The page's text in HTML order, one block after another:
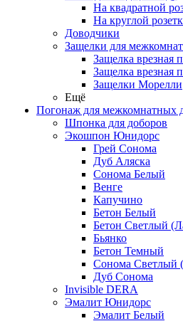
На квадратной
На круглой
Доводчики
Защелки для
Защелка врезная
Защелка врезная
Защелки Морелли
Ещё
Погонаж для межкомнатных
Шпонка для доборов
Экошпон Юнидорс
Грей Сонома
Дуб Аляска
Сонома Белый
Венге
Капучино
Бетон Белый
Бетон Светлый
Бьянко
Бетон Темный
Сонома Светлый
Дуб Сонома
Invisible DERA
Эмалит Юнидорс
Эмалит Белый